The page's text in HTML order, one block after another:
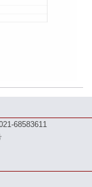
68583611